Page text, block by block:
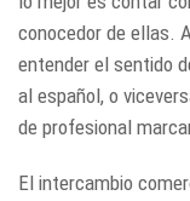
conocedor de ellas.
entender el sentido
al español, o
de profesional
El intercambio